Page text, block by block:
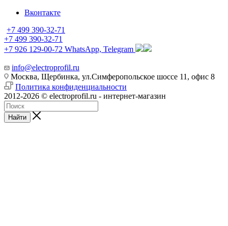
Вконтакте
+7 499 390-32-71
+7 499 390-32-71
+7 926 129-00-72 WhatsApp, Telegram
info@electroprofil.ru
Москва, Щербинка, ул.Симферопольское шоссе 11, офис 8
Политика конфиденциальности
2012-2026 © electroprofil.ru - интернет-магазин
Найти